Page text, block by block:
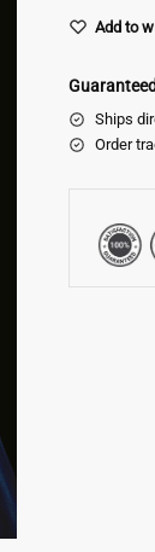
Add to
Ships
Order